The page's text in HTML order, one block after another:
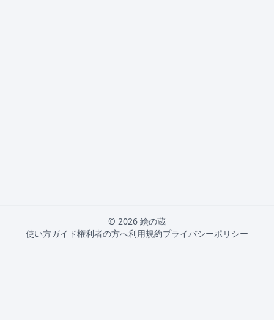
© 2026 絵の蔵
使い方ガイド権利者の方へ利用規約プライバシーポリシー